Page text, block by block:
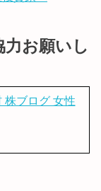
お願いし